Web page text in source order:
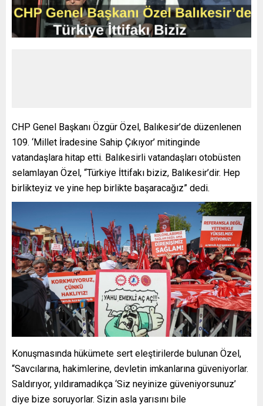
CHP Genel Başkanı Özgür Özel, Balıkesir’de düzenlenen
109. ‘Millet İradesine Sahip Çıkıyor’ mitinginde
vatandaşlara hitap etti. Balıkesirli vatandaşları otobüsten
selamlayan Özel, “Türkiye İttifakı biziz, Balıkesir’dir. Hep
birlikteyiz ve yine hep birlikte başaracağız” dedi.
Konuşmasında hükümete sert eleştirilerde bulunan Özel,
“Savcılarına, hakimlerine, devletin imkanlarına güveniyorlar.
Saldırıyor, yıldıramadıkça ‘Siz neyinize güveniyorsunuz’
diye bize soruyorlar. Sizin asla yarısını bile